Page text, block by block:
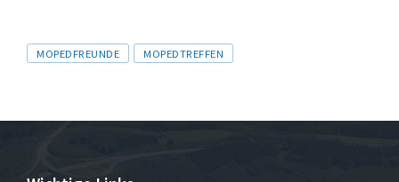
Tags
MOPEDFREUNDE MOPEDTREFFEN